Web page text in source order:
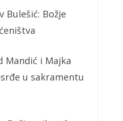
Bulešić: Božje
Mandić i Majka
u sakramentu